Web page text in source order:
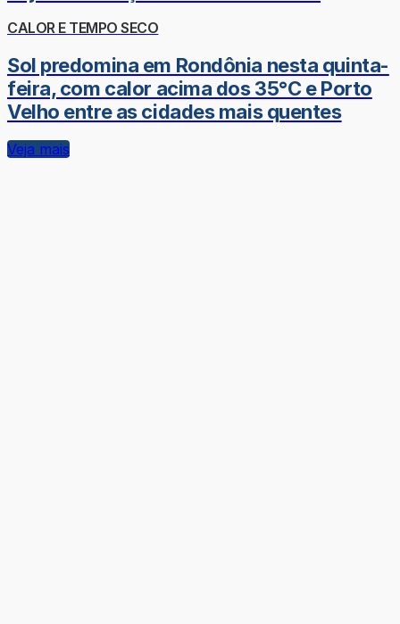
CALOR E TEMPO SECO
Sol predomina em Rondônia nesta quinta-
feira, com calor acima dos 35°C e Porto
Velho entre as cidades mais quentes
Veja mais